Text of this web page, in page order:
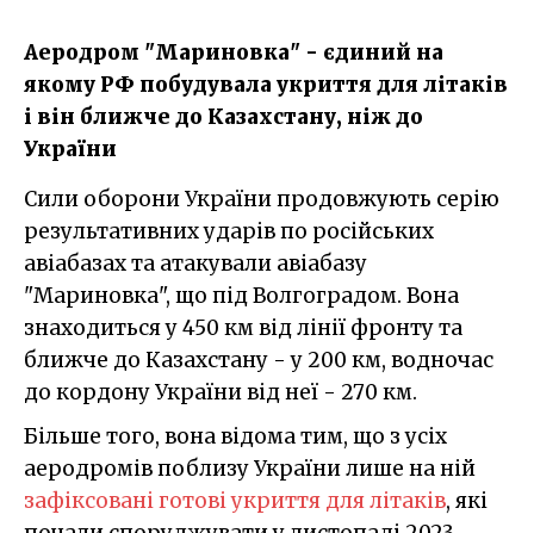
Аеродром "Мариновка" - єдиний на
якому РФ побудувала укриття для літаків
і він ближче до Казахстану, ніж до
України
Сили оборони України продовжують серію
результативних ударів по російських
авіабазах та атакували авіабазу
"Мариновка", що під Волгоградом. Вона
знаходиться у 450 км від лінії фронту та
ближче до Казахстану - у 200 км, водночас
до кордону України від неї - 270 км.
Більше того, вона відома тим, що з усіх
аеродромів поблизу України лише на ній
зафіксовані готові укриття для літаків, які